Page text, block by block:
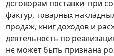
договорам поставки, при
фактур, товарных
продаж, книг доходов и
деятельность по
не может быть признана